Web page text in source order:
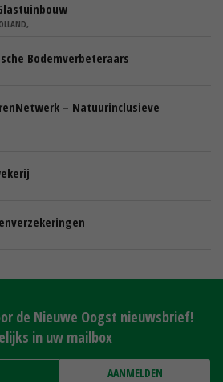
Bodemverbeteraars
– Natuurinclusieve
de Nieuwe Oogst nieuwsbrief!
in uw mailbox
AANMELDEN